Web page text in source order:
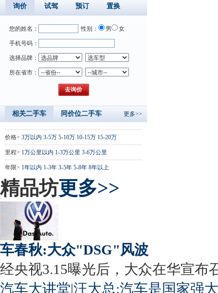
询价 试驾 预订 置换
您的姓名： 性别： 男 女
手机号码：
选择品牌：
所在省市：
相关二手车 同价位二手车 更多>>
价格> 3万以内 3-5万 5-10万 10-15万 15-20万
里程> 1万公里以内 1-3万公里 3-6万公里
年限> 1年以内 1-3年 3-5年 5-8年 8年以上
精品坊更多>>
车春秋:大众"DSG"风波
经央视3.15曝光后，大众在华宣布
汽车大讲堂|汪大总:汽车是国家强